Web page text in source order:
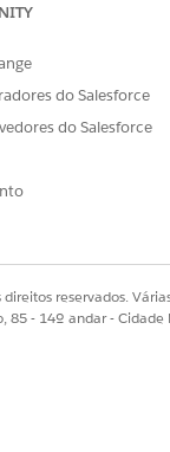
tipos de registro.
estejam
consulta e
de conta.
do Salesforce
do Salesforce
reservados.
- 14º andar - Cidade